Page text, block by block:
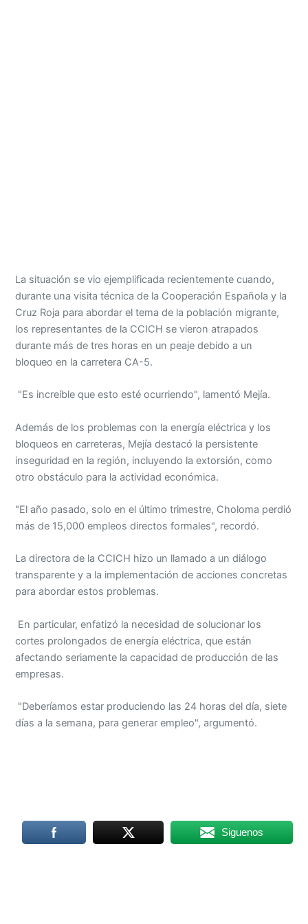
La situación se vio ejemplificada recientemente cuando,
durante una visita técnica de la Cooperación Española y la
Cruz Roja para abordar el tema de la población migrante,
los representantes de la CCICH se vieron atrapados
durante más de tres horas en un peaje debido a un
bloqueo en la carretera CA-5.
"Es increíble que esto esté ocurriendo", lamentó Mejía.
Además de los problemas con la energía eléctrica y los
bloqueos en carreteras, Mejía destacó la persistente
inseguridad en la región, incluyendo la extorsión, como
otro obstáculo para la actividad económica.
"El año pasado, solo en el último trimestre, Choloma perdió
más de 15,000 empleos directos formales", recordó.
La directora de la CCICH hizo un llamado a un diálogo
transparente y a la implementación de acciones concretas
para abordar estos problemas.
En particular, enfatizó la necesidad de solucionar los
cortes prolongados de energía eléctrica, que están
afectando seriamente la capacidad de producción de las
empresas.
"Deberíamos estar produciendo las 24 horas del día, siete
días a la semana, para generar empleo", argumentó.
Siguenos